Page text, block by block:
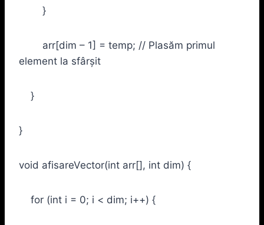
}
arr[dim – 1] = temp; // Plasăm primul
element la sfârșit
}
}
void afisareVector(int arr[], int dim) {
for (int i = 0; i < dim; i++) {